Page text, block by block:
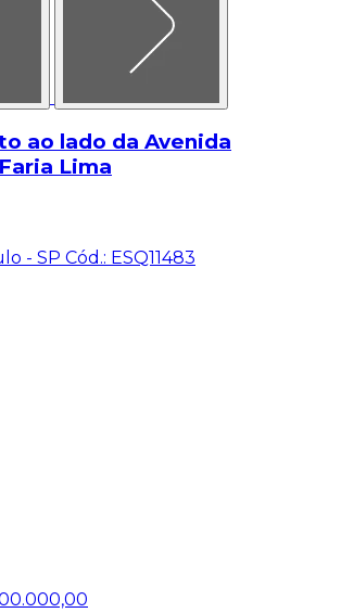
ao lado da Avenida
Lima
- SP Cód.: ESQ11483